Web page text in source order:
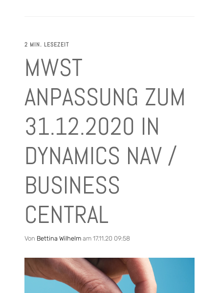
2 MIN. LESEZEIT
MWST
ANPASSUNG ZUM
31.12.2020 IN
DYNAMICS NAV /
BUSINESS
CENTRAL
Von Bettina Wilhelm am 17.11.20 09:58